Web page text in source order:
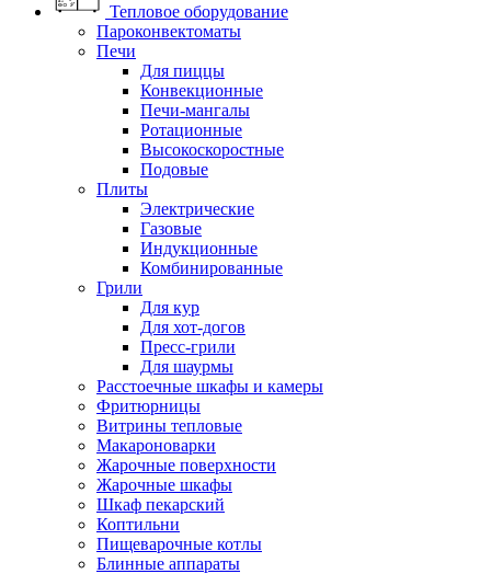
Тепловое оборудование
Пароконвектоматы
Печи
Для пиццы
Конвекционные
Печи-мангалы
Ротационные
Высокоскоростные
Подовые
Плиты
Электрические
Газовые
Индукционные
Комбинированные
Грили
Для кур
Для хот-догов
Пресс-грили
Для шаурмы
Расстоечные шкафы и камеры
Фритюрницы
Витрины тепловые
Макароноварки
Жарочные поверхности
Жарочные шкафы
Шкаф пекарский
Коптильни
Пищеварочные котлы
Блинные аппараты